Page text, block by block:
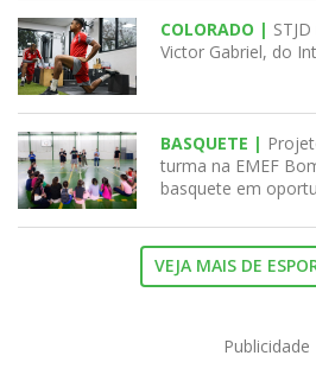
COLORADO |
Victor Gabriel, do
BASQUETE |
turma na EMEF
basquete em
VEJA MAIS DE
Publicidade